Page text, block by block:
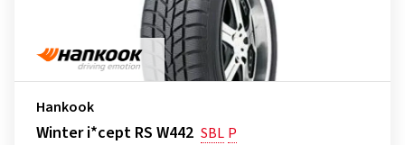
Hankook
Winter i*cept RS W442 SBL P